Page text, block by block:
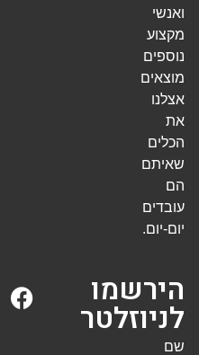
ואנשי
מקצוע
נוספים
מוצאים
אצלנו
את
הכלים
שאיתם
הם
עובדים
יום-יום.
הירשמו
לניוזלטר
שם